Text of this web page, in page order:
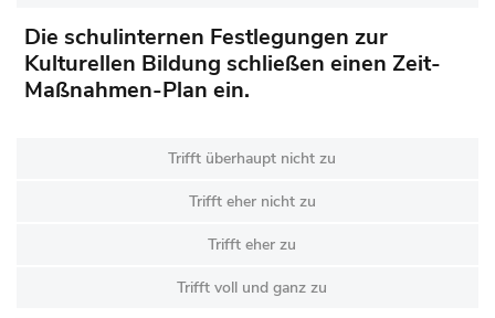
Die schulinternen Festlegungen zur
Kulturellen Bildung schließen einen Zeit-
Maßnahmen-Plan ein.
Trifft überhaupt nicht zu
Trifft eher nicht zu
Trifft eher zu
Trifft voll und ganz zu